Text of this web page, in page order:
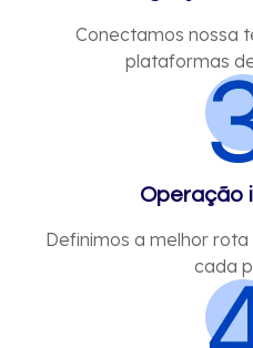
Conectamos nossa
plataformas
Operação
Definimos a melhor
cada